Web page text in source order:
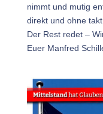
nimmt und mutig
direkt und ohne
Der Rest redet –
Euer Manfred